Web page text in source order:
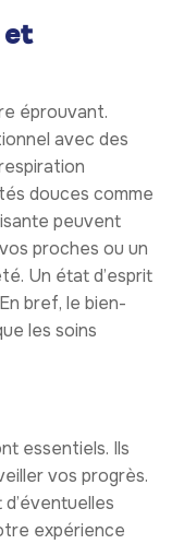
éprouvant.
avec des
douces comme
peuvent
proches ou un
Un état d’esprit
bref, le bien-
les soins
essentiels. Ils
vos progrès.
expérience